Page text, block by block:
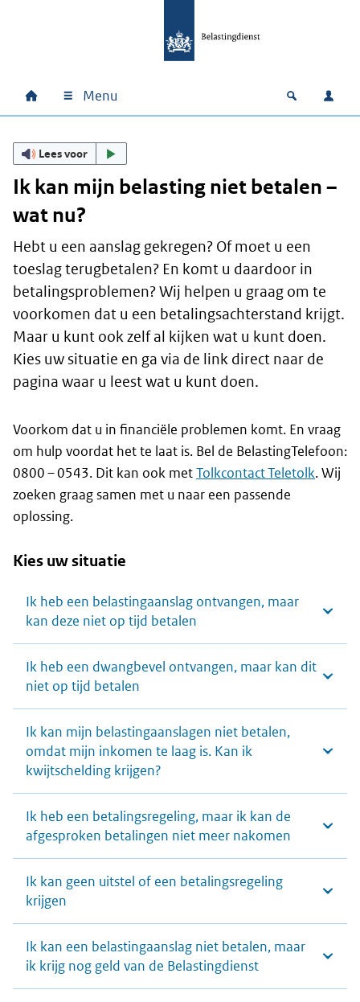
Hoofdnavigatie
Home Menu Open
Lees voor
Ik kan mijn belasting niet betalen –
wat nu?
Hebt u een aanslag gekregen? Of moet u een
toeslag terugbetalen? En komt u daardoor in
betalingsproblemen? Wij helpen u graag om te
voorkomen dat u een betalingsachterstand krijgt.
Maar u kunt ook zelf al kijken wat u kunt doen.
Kies uw situatie en ga via de link direct naar de
pagina waar u leest wat u kunt doen.
Voorkom dat u in financiële problemen komt. En vraag
om hulp voordat het te laat is. Bel de BelastingTelefoon:
0800 – 0543. Dit kan ook metTolkcontact Teletolk. Wij
zoeken graag samen met u naar een passende
oplossing.
Kies uw situatie
Ik heb een belastingaanslag ontvangen, maar
kan deze niet op tijd betalen
Ik heb een dwangbevel ontvangen, maar kan dit
niet op tijd betalen
Ik kan mijn belastingaanslagen niet betalen,
omdat mijn inkomen te laag is. Kan ik
kwijtschelding krijgen?
Ik heb een betalingsregeling, maar ik kan de
afgesproken betalingen niet meer nakomen
Ik kan geen uitstel of een betalingsregeling
krijgen
Ik kan een belastingaanslag niet betalen, maar
ik krijg nog geld van de Belastingdienst